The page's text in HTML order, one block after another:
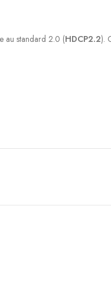
au standard 2.0 (HDCP2.2).
par exemple, ainsi